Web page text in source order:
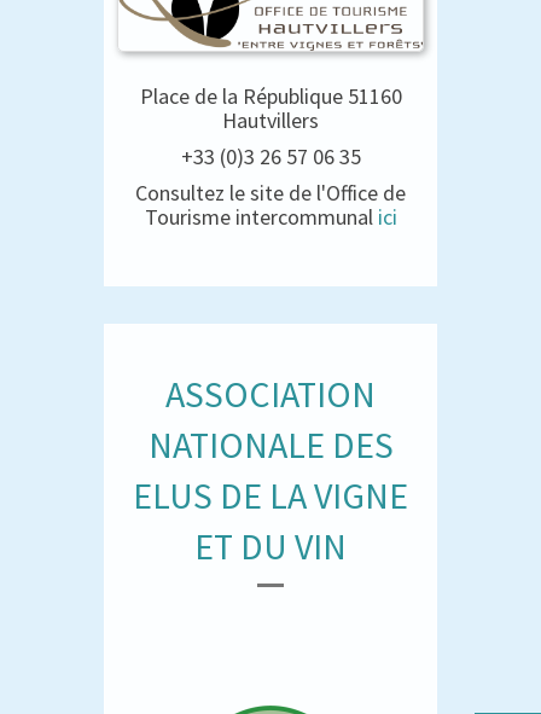
Place de la République 51160
Hautvillers
+33 (0)3 26 57 06 35
Consultez le site de l'Office de
Tourisme intercommunal ici
ASSOCIATION
NATIONALE DES
ELUS DE LA VIGNE
ET DU VIN